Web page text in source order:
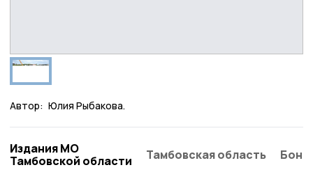
Автор: Юлия Рыбакова.
Издания МО
Тамбовской области
Тамбовская область